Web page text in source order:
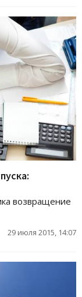
возвращение
29 июля 2015, 14:07